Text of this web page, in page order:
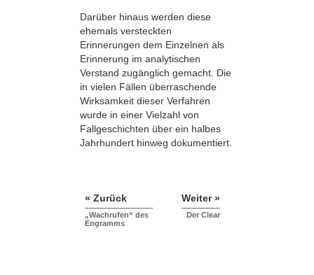
Darüber hinaus werden diese
ehemals versteckten
Erinnerungen dem Einzelnen als
Erinnerung im analytischen
Verstand zugänglich gemacht. Die
in vielen Fällen überraschende
Wirksamkeit dieser Verfahren
wurde in einer Vielzahl von
Fallgeschichten über ein halbes
Jahrhundert hinweg dokumentiert.
« Zurück
„Wachrufen“ des
Engramms
Weiter »
Der Clear